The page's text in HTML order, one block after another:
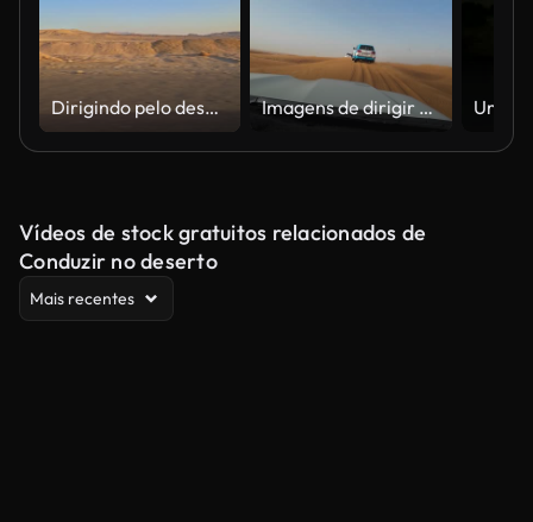
Dirigindo pelo deserto do Saara no Egito Imagens de dirigir pelo deserto filmadas do banco da frente do carro nos Emirados Árabes Unidos durante o dia ensolarado da primavera
Vídeos de stock gratuitos relacionados de
Conduzir no deserto
Mais recentes